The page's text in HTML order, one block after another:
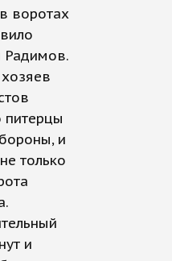
воротах
Радимов.
питерцы
и
только
и